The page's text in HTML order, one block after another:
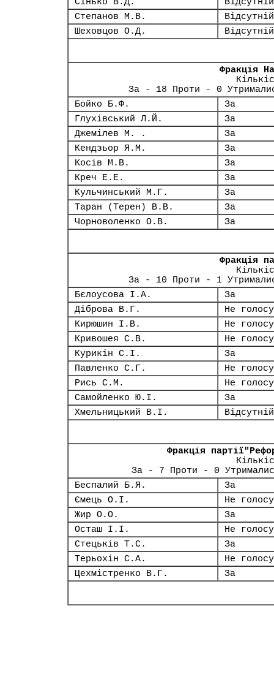
Степанов М.В.
Відсутній
Шеховцов О.Д.
Відсутній
Фракція
За - 18 Проти - 0
Бойко Б.Ф.
За
Глухівський Л.Й.
За
Джемілев М. .
За
Кендзьор Я.М.
За
Косів М.В.
За
Креч Е.Е.
За
Кульчинський М.Г.
За
Таран (Терен) В.В.
За
Чорноволенко О.В.
За
Фракція
За - 10 Проти - 1
Бєлоусова І.А.
За
Діброва В.Г.
Не
Кирюшин І.В.
Не
Кривошея С.В.
Не
Курикін С.І.
За
Павленко С.Г.
Не
Рись С.М.
Не
Самойленко Ю.І.
За
Хмельницький В.І.
Відсутній
Фракція
За - 7 Проти - 0
Беспалий Б.Я.
За
Ємець О.І.
Не
Жир О.О.
За
Осташ І.І.
Не
Стецьків Т.С.
За
Терьохін С.А.
Не
Цехмістренко В.Г.
За